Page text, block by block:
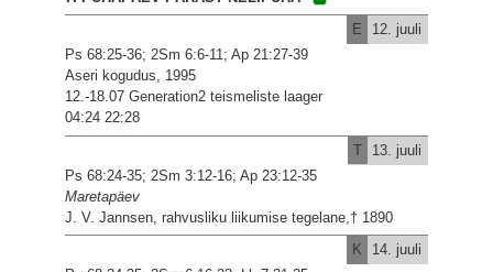
E
12. juuli
Ps 68:25-36; 2Sm 6:6-11; Ap 21:27-39
Aseri kogudus, 1995
12.-18.07 Generation2 teismeliste laager
04:24 22:28
T
13. juuli
Ps 68:24-35; 2Sm 3:12-16; Ap 23:12-35
Maretapäev
J. V. Jannsen, rahvusliku liikumise tegelane,† 1890
K
14. juuli